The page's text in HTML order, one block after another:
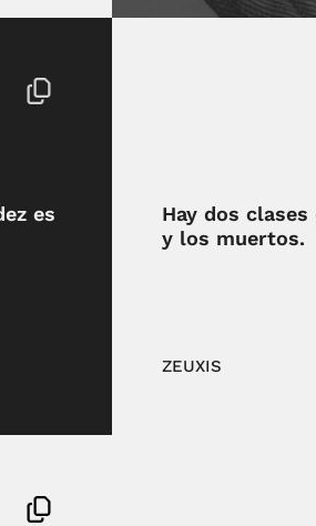
es
Hay dos
y los muertos.
ZEUXIS